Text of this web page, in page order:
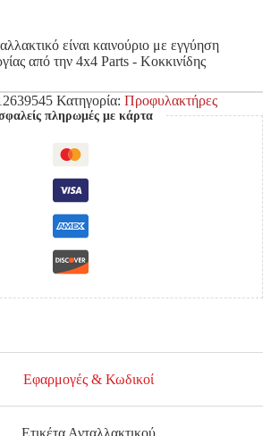
είναι καινούριο με εγγύηση
από την 4x4 Parts - Κοκκινίδης
Κατηγορία: Προφυλακτήρες
πληρωμές με κάρτα
Εφαρμογές & Κωδικοί